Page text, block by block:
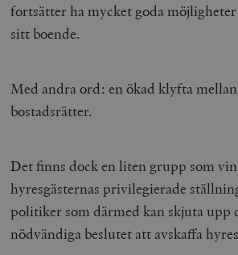
fortsätter ha mycket goda
sitt boende.
Med andra ord: en ökad klyfta
bostadsrätter.
Det finns dock en liten grupp som
hyresgästernas privilegierade
politiker som därmed kan skjuta upp
nödvändiga beslutet att avskaffa